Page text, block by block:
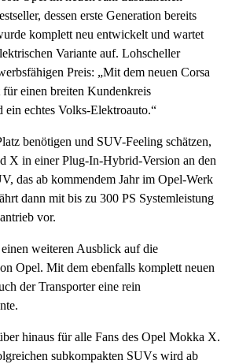
dessen erste Generation bereits
komplett neu entwickelt und wartet
Variante auf. Lohscheller
Preis: „Mit dem neuen Corsa
einen breiten Kundenkreis
echtes Volks-Elektroauto.“
benötigen und SUV-Feeling schätzen,
X in einer Plug-In-Hybrid-Version an den
das ab kommendem Jahr im Opel-Werk
dann mit bis zu 300 PS Systemleistung
vor.
weiteren Ausblick auf die
Opel. Mit dem ebenfalls komplett neuen
der Transporter eine rein
hinaus für alle Fans des Opel Mokka X.
subkompakten SUVs wird ab